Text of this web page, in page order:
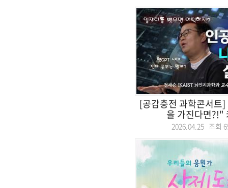
[공감충전 과학콘서트
을 가진다면?!"
2026.04.25 조회